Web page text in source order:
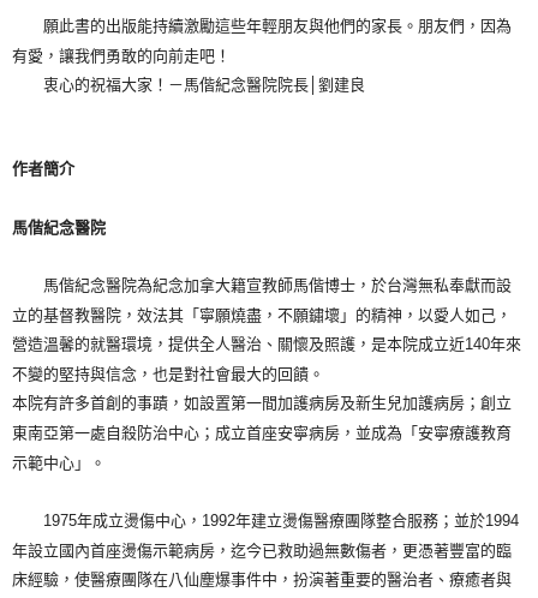
願此書的出版能持續激勵這些年輕朋友與他們的家長。朋友們，因為
有愛，讓我們勇敢的向前走吧！
衷心的祝福大家！－馬偕紀念醫院院長│劉建良
作者簡介
馬偕紀念醫院
馬偕紀念醫院為紀念加拿大籍宣教師馬偕博士，於台灣無私奉獻而設
立的基督教醫院，效法其「寧願燒盡，不願鏽壞」的精神，以愛人如己，
營造溫馨的就醫環境，提供全人醫治、關懷及照護，是本院成立近140年來
不變的堅持與信念，也是對社會最大的回饋。
本院有許多首創的事蹟，如設置第一間加護病房及新生兒加護病房；創立
東南亞第一處自殺防治中心；成立首座安寧病房，並成為「安寧療護教育
示範中心」。
1975年成立燙傷中心，1992年建立燙傷醫療團隊整合服務；並於1994
年設立國內首座燙傷示範病房，迄今已救助過無數傷者，更憑著豐富的臨
床經驗，使醫療團隊在八仙塵爆事件中，扮演著重要的醫治者、療癒者與